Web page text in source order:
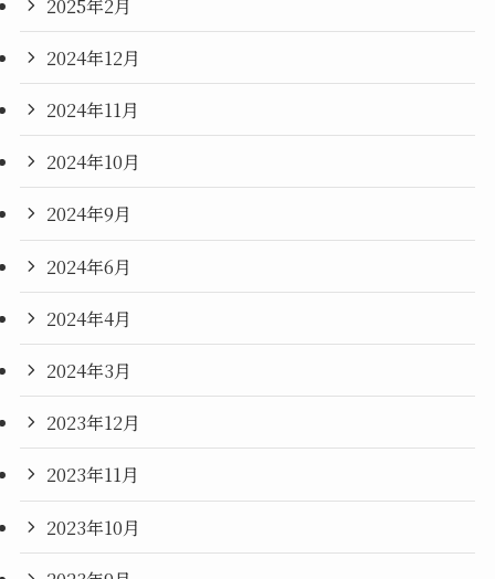
2024年12月
2024年11月
2024年10月
2024年9月
2024年6月
2024年4月
2024年3月
2023年12月
2023年11月
2023年10月